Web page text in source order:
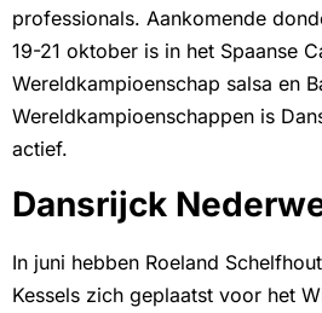
professionals. Aankomende
19-21 oktober is in het Spaanse
Wereldkampioenschap salsa en
Wereldkampioenschappen is
actief.
Dansrijck
In juni hebben Roeland
Kessels zich geplaatst voor het